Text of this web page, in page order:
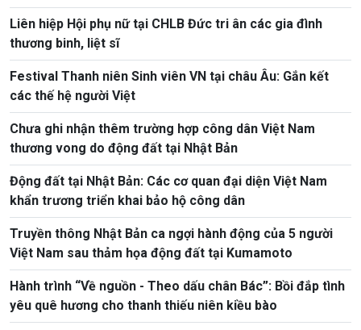
Liên hiệp Hội phụ nữ tại CHLB Đức tri ân các gia đình
thương binh, liệt sĩ
Festival Thanh niên Sinh viên VN tại châu Âu: Gắn kết
các thế hệ người Việt
Chưa ghi nhận thêm trường hợp công dân Việt Nam
thương vong do động đất tại Nhật Bản
Động đất tại Nhật Bản: Các cơ quan đại diện Việt Nam
khẩn trương triển khai bảo hộ công dân
Truyền thông Nhật Bản ca ngợi hành động của 5 người
Việt Nam sau thảm họa động đất tại Kumamoto
Hành trình “Về nguồn - Theo dấu chân Bác”: Bồi đắp tình
yêu quê hương cho thanh thiếu niên kiều bào